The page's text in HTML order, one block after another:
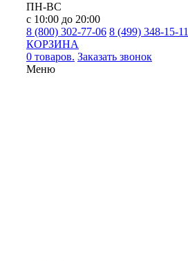
ПН-ВС
с 10:00 до 20:00
8 (800) 302-77-06 8 (499) 348-15-11
КОРЗИНА
0 товаров. Заказать звонок
Меню